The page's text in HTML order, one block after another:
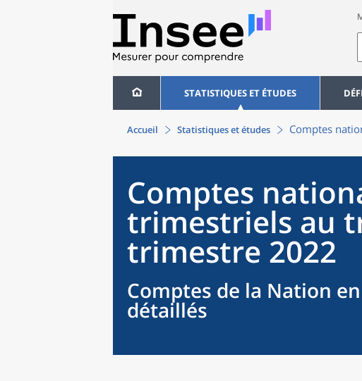
STATISTIQUES ET ÉTUDES
Accueil Statistiques et études Comptes
Comptes
trimestriels au
trimestre 2022
Comptes de la Nation
détaillés